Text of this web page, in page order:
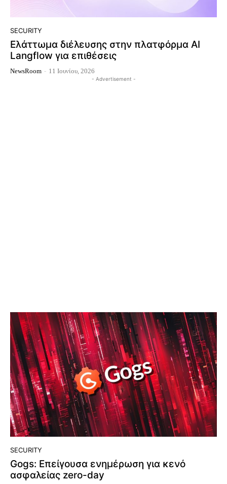
SECURITY
Ελάττωμα διέλευσης στην πλατφόρμα AI
Langflow για επιθέσεις
NewsRoom - 11 Ιουνίου, 2026
- Advertisement -
SECURITY
Gogs: Επείγουσα ενημέρωση για κενό
ασφαλείας zero-day